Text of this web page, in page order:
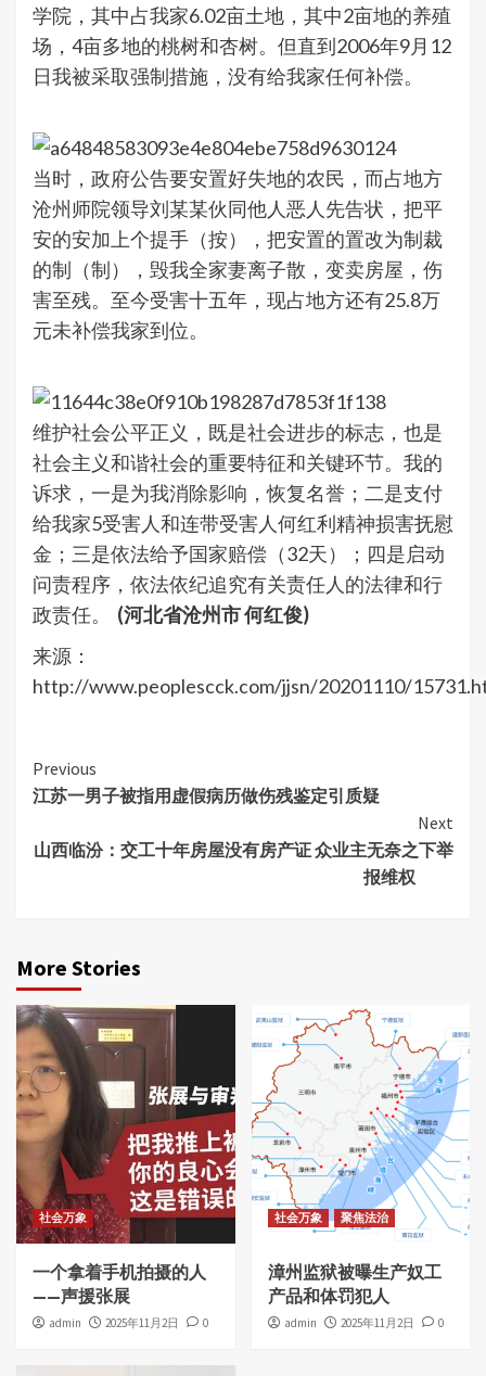
学院，其中占我家6.02亩土地，其中2亩地的养殖
场，4亩多地的桃树和杏树。但直到2006年9月12
日我被采取强制措施，没有给我家任何补偿。
当时，政府公告要安置好失地的农民，而占地方
沧州师院领导刘某某伙同他人恶人先告状，把平
安的安加上个提手（按），把安置的置改为制裁
的制（制），毁我全家妻离子散，变卖房屋，伤
害至残。至今受害十五年，现占地方还有25.8万
元未补偿我家到位。
维护社会公平正义，既是社会进步的标志，也是
社会主义和谐社会的重要特征和关键环节。我的
诉求，一是为我消除影响，恢复名誉；二是支付
给我家5受害人和连带受害人何红利精神损害抚慰
金；三是依法给予国家赔偿（32天）；四是启动
问责程序，依法依纪追究有关责任人的法律和行
政责任。
(河北省沧州市 何红俊)
来源：
http://www.peoplescck.com/jjsn/20201110/
Continue
Reading
Previous
江苏一男子被指用虚假病历做伤残鉴定引质疑
Next
山西临汾：交工十年房屋没有房产证 众业主无奈之下举
报维权
More Stories
社会万象
一个拿着手机拍摄的人
——声援张展
admin 2025年11月2日 0
社会万象 聚焦法治
漳州监狱被曝生产奴工
产品和体罚犯人
admin 2025年11月2日 0